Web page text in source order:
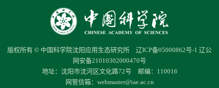
版权所有 © 中国科学院沈阳应用生态研究所 辽ICP备05000862号-1 辽公
网安备21010302000470号
地址：沈阳市沈河区文化路72号 邮编：110016
网管信箱： webmaster@iae.ac.cn